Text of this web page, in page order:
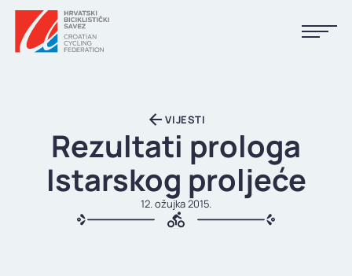
KALENDAR
REZULTATI
VIJESTI
Rezultati prologa
Istarskog proljeće
12. ožujka 2015.